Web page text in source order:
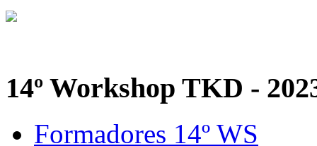
14º Workshop TKD -
Formadores 14º WS